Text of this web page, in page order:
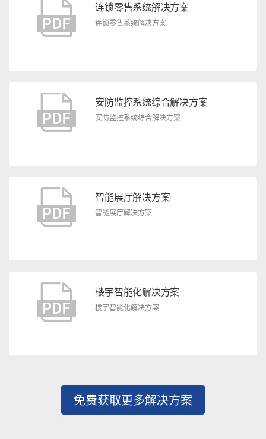
连锁零售系统解决方案
连锁零售系统解决方案
安防监控系统综合解决方案
安防监控系统综合解决方案
智能展厅解决方案
智能展厅解决方案
楼宇智能化解决方案
楼宇智能化解决方案
免费获取更多解决方案